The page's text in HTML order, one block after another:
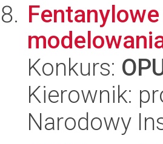
Konkurs:
Kierownik:
Narodowy